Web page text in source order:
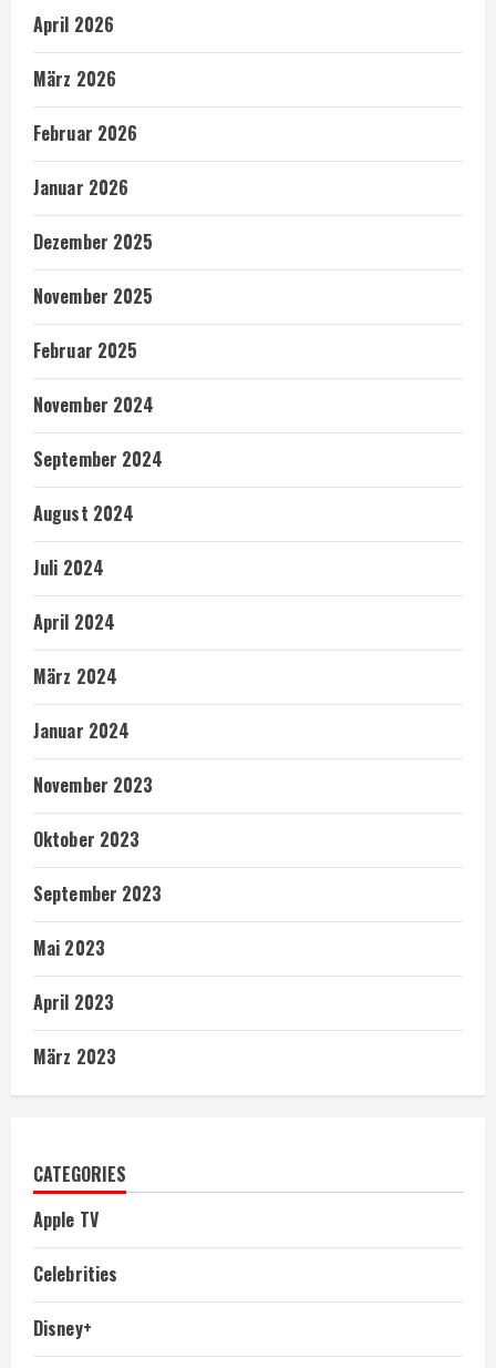
April 2026
März 2026
Februar 2026
Januar 2026
Dezember 2025
November 2025
Februar 2025
November 2024
September 2024
August 2024
Juli 2024
April 2024
März 2024
Januar 2024
November 2023
Oktober 2023
September 2023
Mai 2023
April 2023
März 2023
CATEGORIES
Apple TV
Celebrities
Disney+